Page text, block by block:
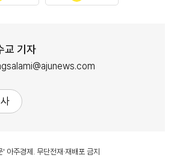
교 기자
주경제. 무단전재·재배포 금지